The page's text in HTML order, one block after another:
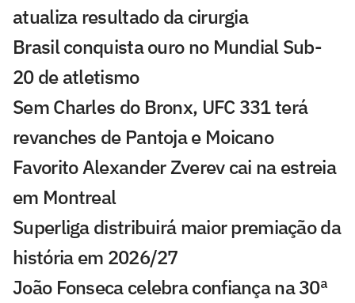
atualiza resultado da cirurgia
Brasil conquista ouro no Mundial Sub-
20 de atletismo
Sem Charles do Bronx, UFC 331 terá
revanches de Pantoja e Moicano
Favorito Alexander Zverev cai na estreia
em Montreal
Superliga distribuirá maior premiação da
história em 2026/27
João Fonseca celebra confiança na 30ª